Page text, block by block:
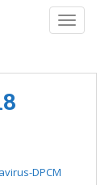
DPCM